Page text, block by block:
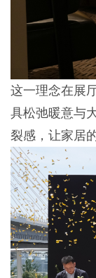
这一理念在展
具松弛暖意与
裂感，让家居